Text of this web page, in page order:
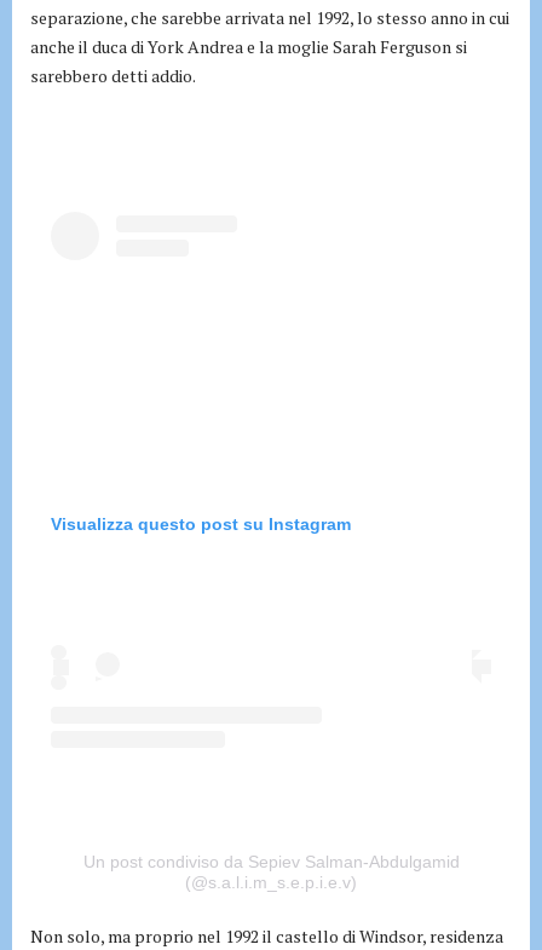
separazione, che sarebbe arrivata nel 1992, lo stesso anno in cui
anche il duca di York Andrea e la moglie Sarah Ferguson si
sarebbero detti addio.
Visualizza questo post su Instagram
Un post condiviso da Sepiev Salman-Abdulgamid
(@s.a.l.i.m_s.e.p.i.e.v)
Non solo, ma proprio nel 1992 il castello di Windsor, residenza